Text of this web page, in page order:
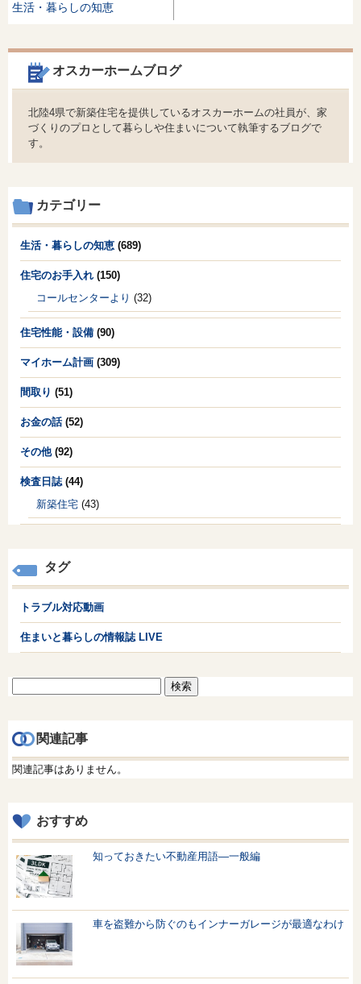
生活・暮らしの知恵
オスカーホームブログ
北陸4県で新築住宅を提供しているオスカーホームの社員が、家
づくりのプロとして暮らしや住まいについて執筆するブログで
す。
カテゴリー
生活・暮らしの知恵 (689)
住宅のお手入れ (150)
コールセンターより (32)
住宅性能・設備 (90)
マイホーム計画 (309)
間取り (51)
お金の話(52)
その他(92)
検査日誌(44)
新築住宅 (43)
タグ
トラブル対応動画
住まいと暮らしの情報誌 LIVE
関連記事
関連記事はありません。
おすすめ
知っておきたい不動産用語—一般編
車を盗難から防ぐのもインナーガレージが最適なわけ